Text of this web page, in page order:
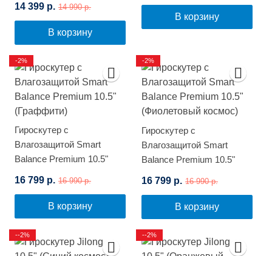
(Синее пламя)
14 399 р. 14 990 р.
В корзину
В корзину
Гироскутер с
Влагозащитой Smart
Balance Premium 10.5"
16 799 р. 16 990 р.
В корзину
-2%
Гироскутер с
Влагозащитой Smart
Balance Premium 10.5"
16 799 р. 16 990 р.
В корзину
-2%
--2% --2%